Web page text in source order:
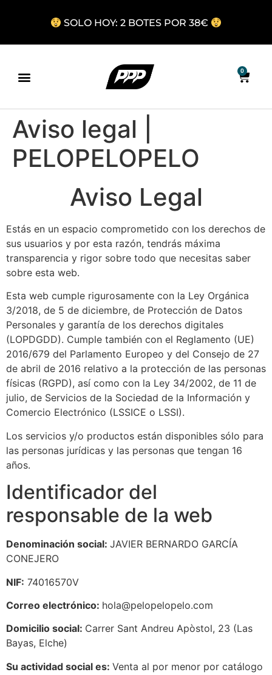
SOLO HOY: 2 BOTES POR 38€
0
Aviso legal |
PELOPELOPELO
Aviso Legal
Estás en un espacio comprometido con los derechos de
sus usuarios y por esta razón, tendrás máxima
transparencia y rigor sobre todo que necesitas saber
sobre esta web.
Esta web cumple rigurosamente con la Ley Orgánica
3/2018, de 5 de diciembre, de Protección de Datos
Personales y garantía de los derechos digitales
(LOPDGDD). Cumple también con el Reglamento (UE)
2016/679 del Parlamento Europeo y del Consejo de 27
de abril de 2016 relativo a la protección de las personas
físicas (RGPD), así como con la Ley 34/2002, de 11 de
julio, de Servicios de la Sociedad de la Información y
Comercio Electrónico (LSSICE o LSSI).
Los servicios y/o productos están disponibles sólo para
las personas jurídicas y las personas que tengan 16
años.
Identificador del
responsable de la web
Denominación social: JAVIER BERNARDO GARCÍA
CONEJERO
NIF: 74016570V
Correo electrónico: hola@pelopelopelo.com
Domicilio social: Carrer Sant Andreu Apòstol, 23 (Las
Bayas, Elche)
Su actividad social es: Venta al por menor por catálogo